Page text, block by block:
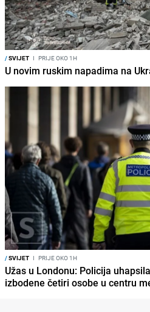
/SVIJET I PRIJE OKO 1H
U novim ruskim napadima na
/SVIJET I PRIJE OKO 1H
Užas u Londonu: Policija
izbodene četiri osobe u centru